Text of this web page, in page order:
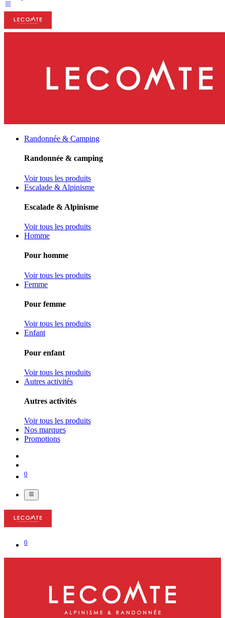
Randonnée & Camping
Randonnée & camping
Voir tous les produits
Escalade & Alpinisme
Escalade & Alpinisme
Voir tous les produits
Homme
Pour homme
Voir tous les produits
Femme
Pour femme
Voir tous les produits
Enfant
Pour enfant
Voir tous les produits
Autres activités
Autres activités
Voir tous les produits
Nos marques
Promotions
0
0